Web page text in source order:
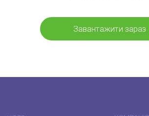
Завантажити зараз